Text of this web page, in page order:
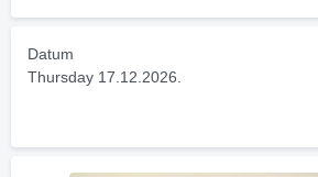
Datum
Thursday 17.12.2026.